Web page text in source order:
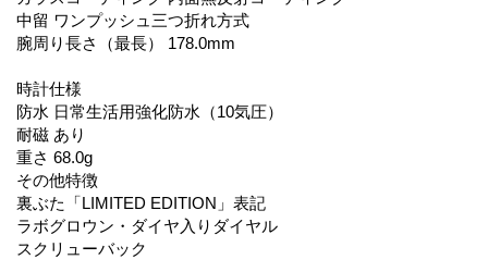
中留 ワンプッシュ三つ折れ方式
腕周り長さ（最長） 178.0mm
時計仕様
防水 日常生活用強化防水（10気圧）
耐磁 あり
重さ 68.0g
その他特徴
裏ぶた「LIMITED EDITION」表記
ラボグロウン・ダイヤ入りダイヤル
スクリューバック